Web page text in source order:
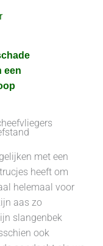
een
met een
heeft om
helemaal voor
aas zo
slangenbek
ook